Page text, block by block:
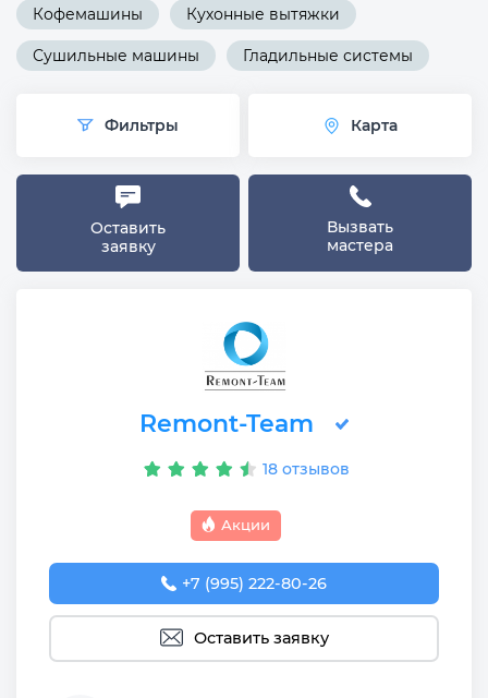
Кофемашины Кухонные вытяжки
Сушильные машины Гладильные системы
Фильтры Карта
Оставить
заявку
Вызвать
мастера
Remont-Team
18 отзывов
Акции
+7 (995) 222-80-26
Оставить заявку